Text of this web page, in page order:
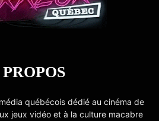
québécois dédié au cinéma de
jeux vidéo et à la culture macabre